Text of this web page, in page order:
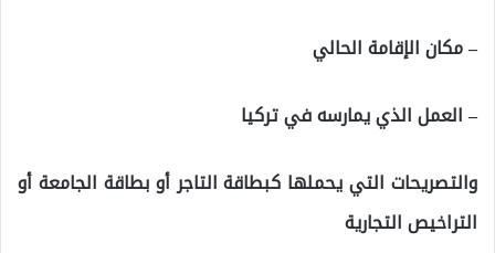
– مكان الإقامة الحالي
– العمل الذي يمارسه في تركيا
والتصريحات التي يحملها كبطاقة التاجر أو بطاقة الجامعة أو
التراخيص التجارية